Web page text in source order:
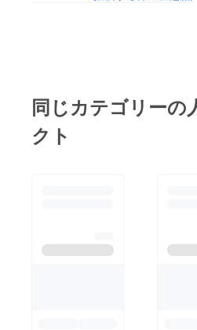
同じカテゴリーの
クト